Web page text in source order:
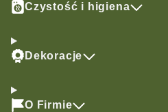
Czystość i higiena
Dekoracje
O Firmie